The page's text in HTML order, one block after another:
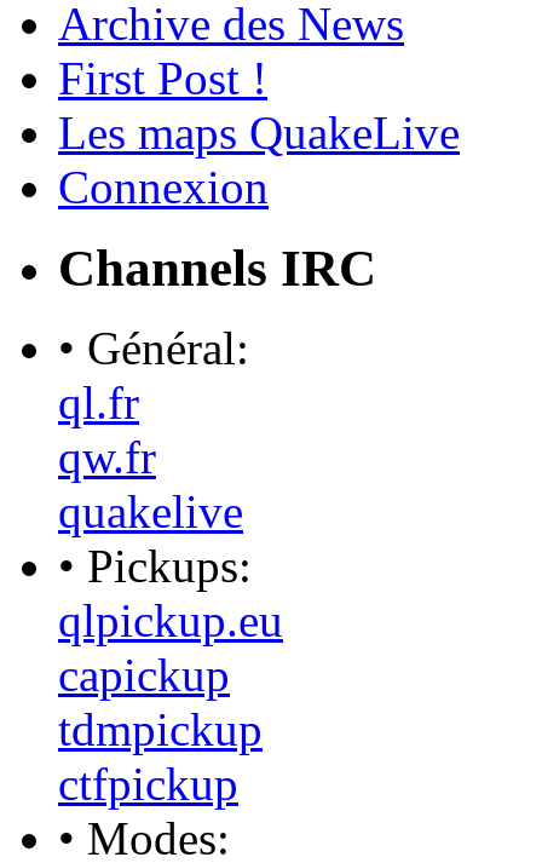
Archive des News
First Post !
Les maps QuakeLive
Connexion
Channels IRC
• Général:
ql.fr
qw.fr
quakelive
• Pickups:
qlpickup.eu
capickup
tdmpickup
ctfpickup
• Modes: